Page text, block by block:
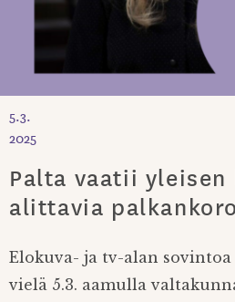
5.3.
2025
Palta vaatii
alittavia
Elokuva- ja tv-alan
vielä 5.3. aamulla